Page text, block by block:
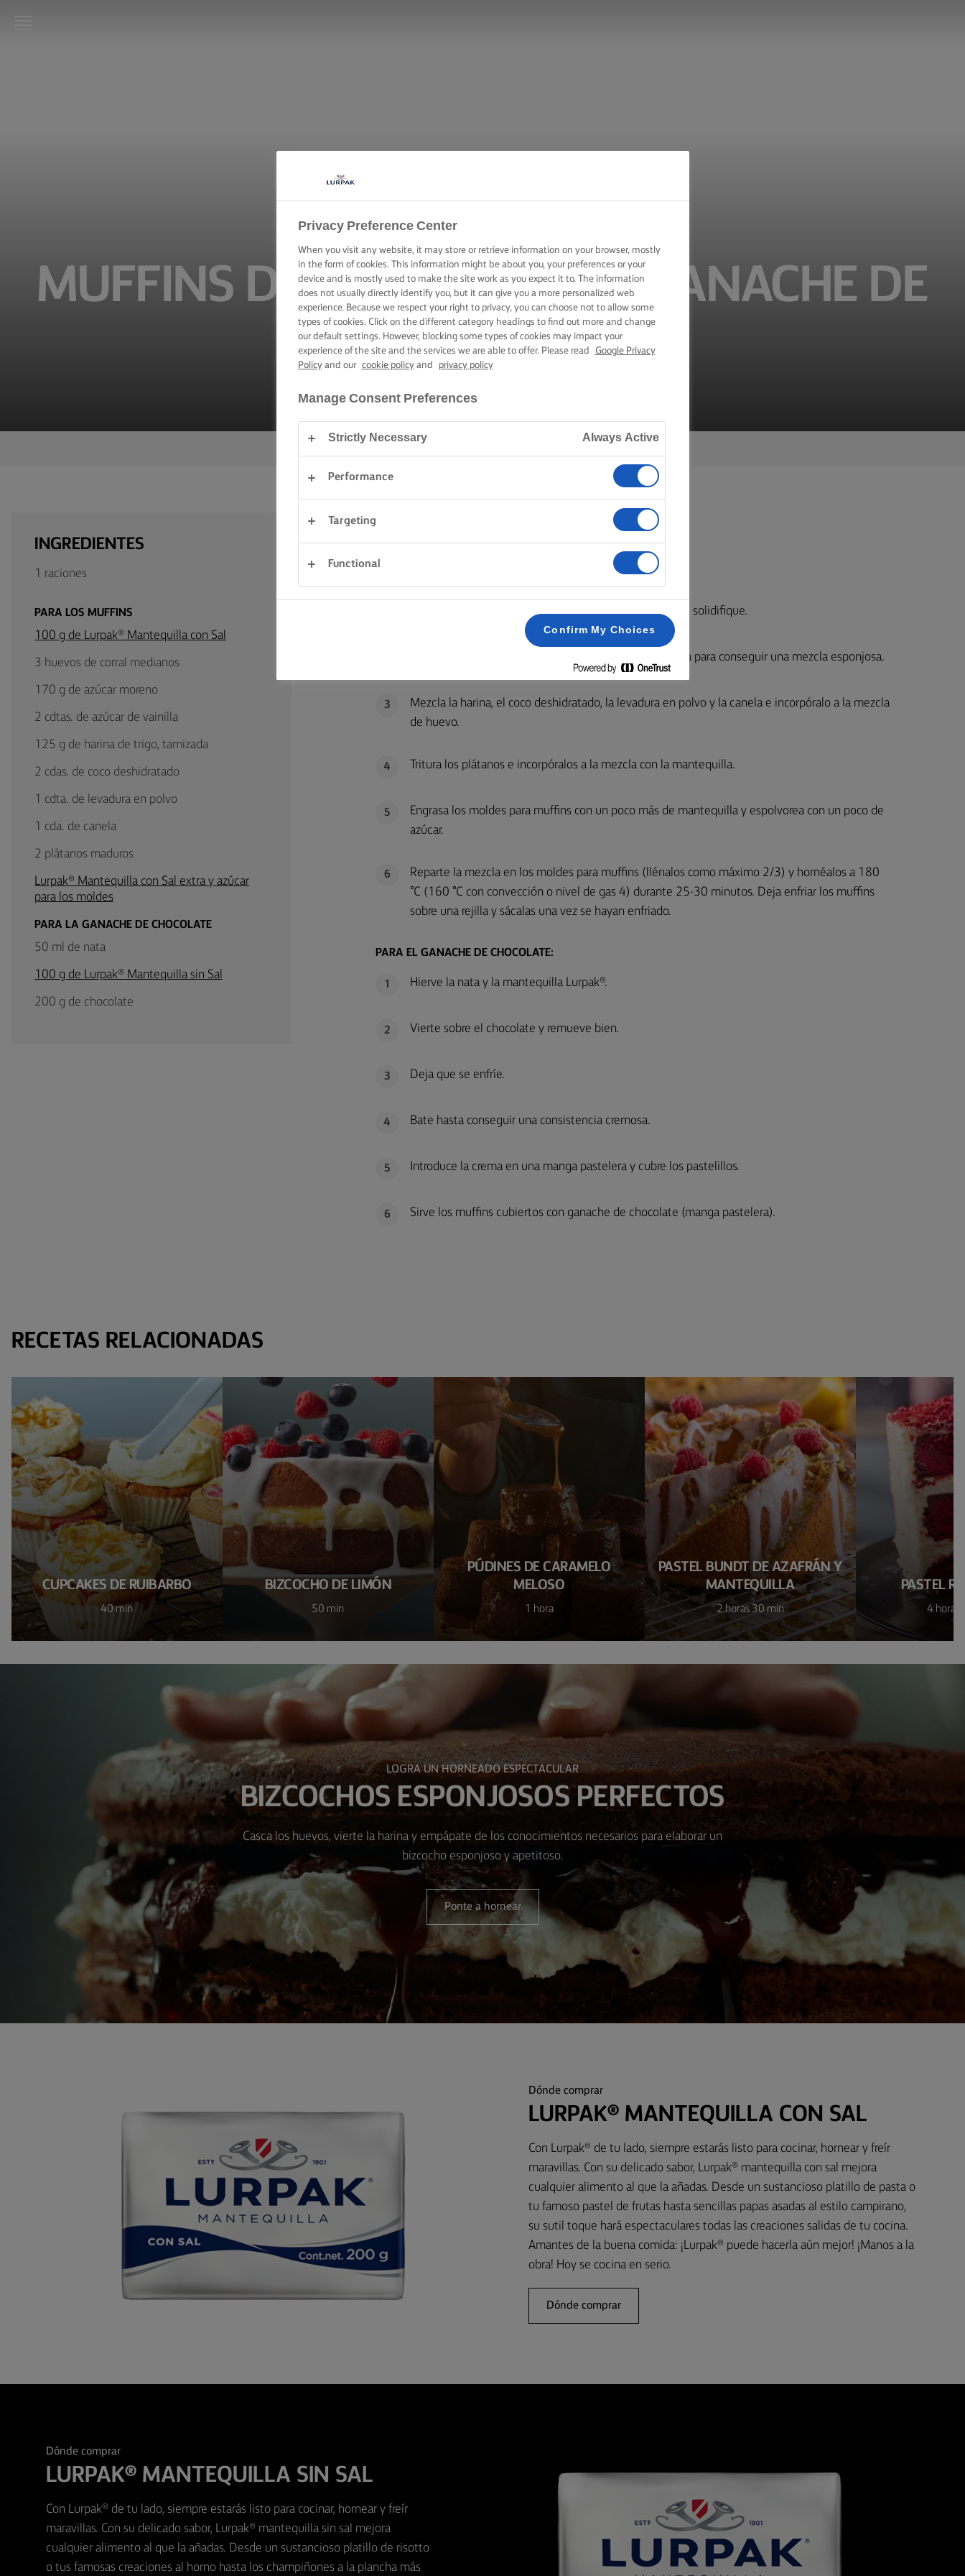
HORNEADO
HABILIDADES,
México
MUFFINS DE PLÁTANO CON GANACHE DE
CHOCOLATE
INGREDIENTES
1 raciones
PARA LOS MUFFINS
100 g de Lurpak® Mantequilla con Sal
3 huevos de corral medianos
170 g de azúcar moreno
2 cdtas. de azúcar de vainilla
125 g de harina de trigo, tamizada
2 cdas. de coco deshidratado
1 cdta. de levadura en polvo
1 cda. de canela
2 plátanos maduros
Lurpak® Mantequilla con Sal extra y azúcar
para los moldes
PARA LA GANACHE DE CHOCOLATE
50 ml de nata
100 g de Lurpak® Mantequilla sin Sal
200 g de chocolate
MÉTODO
Funde la mantequilla Lurpak® y déjala enfriar sin que se solidifique.
Bate los huevos, el azúcar moreno y el azúcar de vainilla para conseguir una mezcla esponjosa.
3
Mezcla la harina, el coco deshidratado, la levadura en polvo y la canela e incorpóralo a la mezcla
de huevo.
4 Tritura los plátanos e incorpóralos a la mezcla con la mantequilla.
5
Engrasa los moldes para muffins con un poco más de mantequilla y espolvorea con un poco de
azúcar.
6
Reparte la mezcla en los moldes para muffins (llénalos como máximo 2/3) y hornéalos a 180
°C (160 °C con convección o nivel de gas 4) durante 25-30 minutos. Deja enfriar los muffins
sobre una rejilla y sácalas una vez se hayan enfriado.
PARA EL GANACHE DE CHOCOLATE:
1 Hierve la nata y la mantequilla Lurpak®.
2 Vierte sobre el chocolate y remueve bien.
3 Deja que se enfríe.
4 Bate hasta conseguir una consistencia cremosa.
5 Introduce la crema en una manga pastelera y cubre los pastelillos.
6 Sirve los muffins cubiertos con ganache de chocolate (manga pastelera).
RECETAS RELACIONADAS
CUPCAKES DE RUIBARBO
40 min
BIZCOCHO DE LIMÓN
50 min
PÚDINES DE CARAMELO
MELOSO
1 hora
PASTEL BUNDT DE AZAFRÁN Y
MANTEQUILLA
2 horas 30 min
PASTEL
4 horas
LOGRA UN HORNEADO ESPECTACULAR
BIZCOCHOS ESPONJOSOS PERFECTOS
Casca los huevos, vierte la harina y empápate de los conocimientos necesarios para elaborar un
bizcocho esponjoso y apetitoso.
Ponte a hornear
Dónde comprar
LURPAK® MANTEQUILLA CON SAL
Con Lurpak® de tu lado, siempre estarás listo para cocinar, hornear y freír
maravillas. Con su delicado sabor, Lurpak® mantequilla con sal mejora
cualquier alimento al que la añadas. Desde un sustancioso platillo de pasta o
tu famoso pastel de frutas hasta sencillas papas asadas al estilo campirano,
su sutil toque hará espectaculares todas las creaciones salidas de tu cocina.
Amantes de la buena comida: ¡Lurpak® puede hacerla aún mejor! ¡Manos a la
obra! Hoy se cocina en serio.
Dónde comprar
Dónde comprar
LURPAK® MANTEQUILLA SIN SAL
Con Lurpak® de tu lado, siempre estarás listo para cocinar, hornear y freír
maravillas. Con su delicado sabor, Lurpak® mantequilla sin sal mejora
cualquier alimento al que la añadas. Desde un sustancioso platillo de risotto
o tus famosas creaciones al horno hasta los champiñones a la plancha más
Privacy Preference Center
When you visit any website, it may store or retrieve information on your browser, mostly
in the form of cookies. This information might be about you, your preferences or your
device and is mostly used to make the site work as you expect it to. The information
does not usually directly identify you, but it can give you a more personalized web
experience. Because we respect your right to privacy, you can choose not to allow some
types of cookies. Click on the different category headings to find out more and change
our default settings. However, blocking some types of cookies may impact your
experience of the site and the services we are able to offer. Please read
Google Privacy
Policyand our cookie policyand privacy policy
Manage Consent Preferences
Strictly Necessary Always Active
Performance
Targeting
Functional
Confirm My Choices